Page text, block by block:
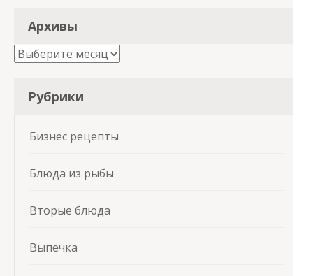
Архивы
Архивы
Рубрики
Бизнес рецепты
Блюда из рыбы
Вторые блюда
Выпечка